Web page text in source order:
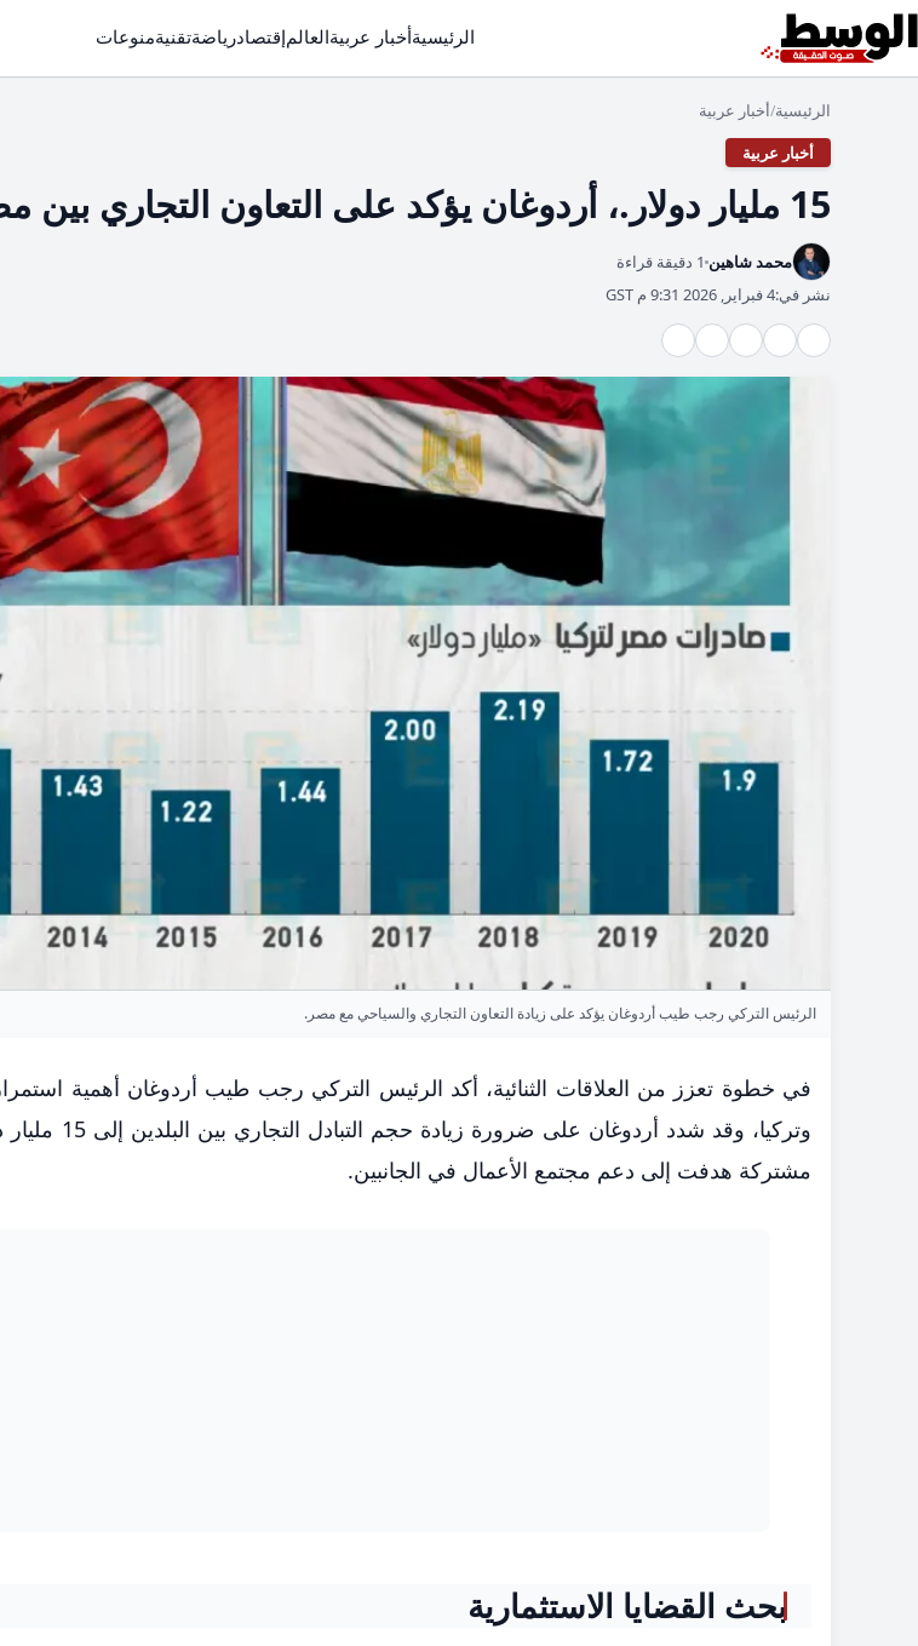
الرئيسيةأخبار عربيةالعالمإقتصادرياضةتقنيةمنوعات
الرئيسية/أخبار عربية
أخبار عربية
15 مليار دولار.، أردوغان يؤكد على التعاون التجاري بين مصر وتركيا
محمد شاهين 1 دقيقة قراءة
نشر في:4 فبراير, 2026 9:31 م GST
الرئيس التركي رجب طيب أردوغان يؤكد على زيادة التعاون التجاري والسياحي مع مصر.
في خطوة تعزز من العلاقات الثنائية، أكد الرئيس التركي رجب طيب أردوغان أهمية
وتركيا، وقد شدد
مشتركة هدفت إلى دعم مجتمع الأعمال في الجانبين.
بحث القضايا الاستثمارية